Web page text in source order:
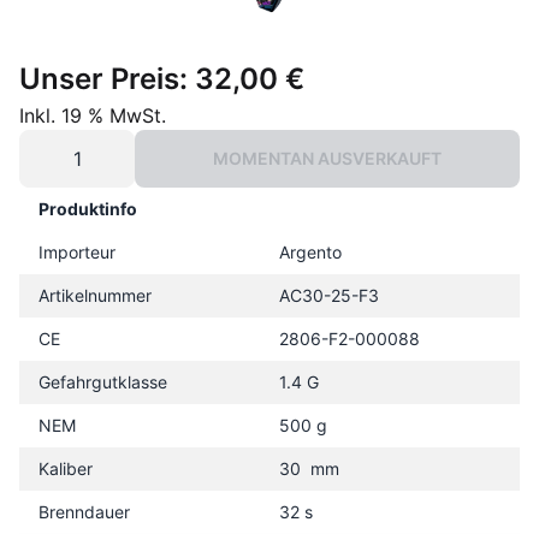
Unser Preis: 32,00 €
Inkl. 19 % MwSt.
MOMENTAN AUSVERKAUFT
Produktinfo
Importeur Argento
Artikelnummer AC30-25-F3
CE 2806-F2-000088
Gefahrgutklasse 1.4 G
NEM 500 g
Kaliber 30 mm
Brenndauer 32 s